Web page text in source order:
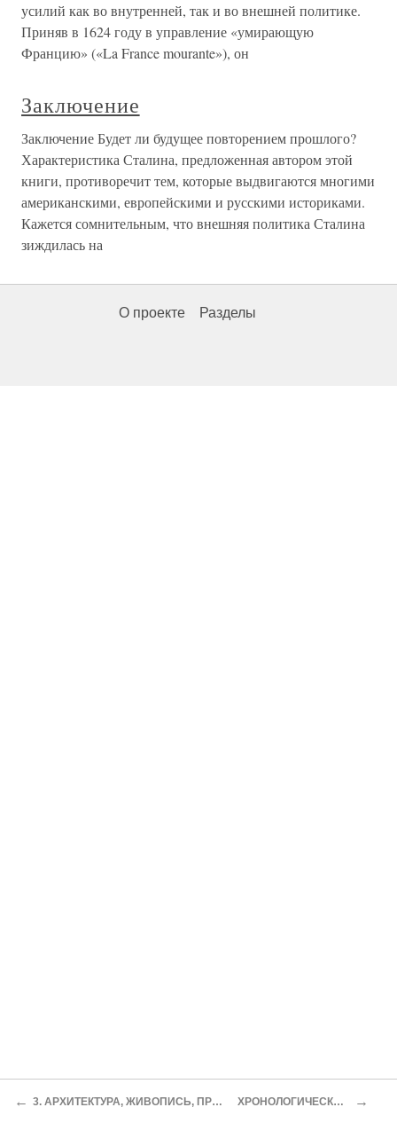
усилий как во внутренней, так и во внешней политике.
Приняв в 1624 году в управление «умирающую
Францию» («La France mourante»), он
Заключение
Заключение Будет ли будущее повторением прошлого?
Характеристика Сталина, предложенная автором этой
книги, противоречит тем, которые выдвигаются многими
американскими, европейскими и русскими историками.
Кажется сомнительным, что внешняя политика Сталина
зиждилась на
О проекте Разделы
← 3. АРХИТЕКТУРА, ЖИВОПИСЬ, ПРИКЛАДНОЕ ИСКУССТВО ХРОНОЛОГИЧЕСКИЙ УКАЗАТЕЛЬ →